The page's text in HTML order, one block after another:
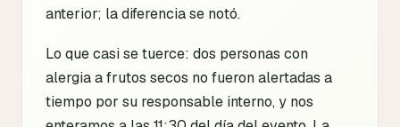
anterior; la diferencia se notó.
Lo que casi se tuerce: dos personas con
alergia a frutos secos no fueron alertadas a
tiempo por su responsable interno, y nos